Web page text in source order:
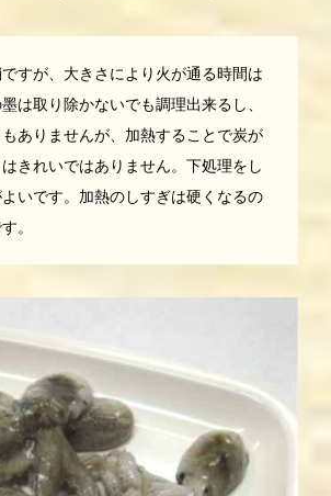
すが、大きさにより火が通る時間は
は取り除かないでも調理出来るし、
ありませんが、加熱することで炭が
きれいではありません。下処理をし
いです。加熱のしすぎは硬くなるの
。